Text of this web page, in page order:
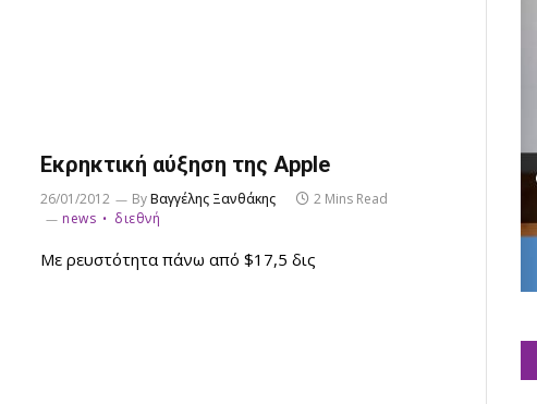
Εκρηκτική αύξηση της Apple
26/01/2012 ByΒαγγέλης Ξανθάκης
2 Mins Read
news
διεθνή
Με ρευστότητα πάνω από $17,5 δις